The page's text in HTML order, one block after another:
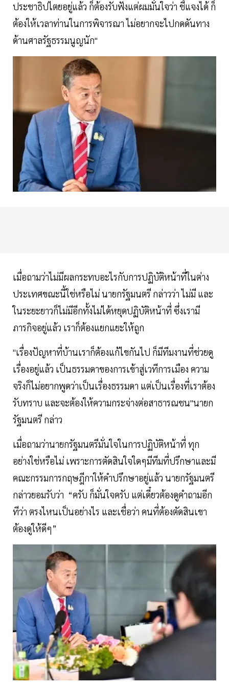
ประชาธิปไตยอยู่แล้ว ก็ต้องรับฟังแต่ผมมั่นใจว่า ชี้แจงได้ ก็
ต้องให้เวลาท่านในการพิจารณา ไม่อยากจะไปกดดันทาง
ด้านศาลรัฐธรรมนูญนัก"
เมื่อถามว่าไม่มีผลกระทบอะไรกับการปฏิบัติหน้าที่ในต่าง
ประเทศขณะนี้ใช่หรือไม่ นายกรัฐมนตรี กล่าวว่า ไม่มี และ
ในระยะยาวก็ไม่มีอีกทั้งไม่ได้หยุดปฏิบัติหน้าที่ ซึ่งเรามี
ภารกิจอยู่แล้ว เราก็ต้องแยกแยะให้ถูก
"เรื่องปัญหาที่บ้านเราก็ต้องแก้ไขกันไป ก็มีทีมงานที่ช่วยดู
เรื่องอยู่แล้ว เป็นธรรมดาของการเข้าสู่เวทีการเมือง ความ
จริงก็ไม่อยากพูดว่าเป็นเรื่องธรรมดา แต่เป็นเรื่องที่เราต้อง
รับทราบ และจะต้องให้ความกระจ่างต่อสาธารณชน"นายก
รัฐมนตรี กล่าว
เมื่อถามว่านายกรัฐมนตรีมั่นใจในการปฏิบัติหน้าที่ ทุก
อย่างใช่หรือไม่ เพราะการตัดสินใจใดๆมีทีมที่ปรึกษาและมี
คณะกรรมการกฤษฎีกาให้คำปรึกษาอยู่แล้ว นายกรัฐมนตรี
กล่าวยอมรับว่า “ครับ ก็มั่นใจครับ แต่เดี๋ยวต้องดูคำถามอีก
ทีว่า ตรงไหนเป็นอย่างไร และเชื่อว่า คนที่ต้องตัดสินเขา
ต้องดูให้ดีๆ”